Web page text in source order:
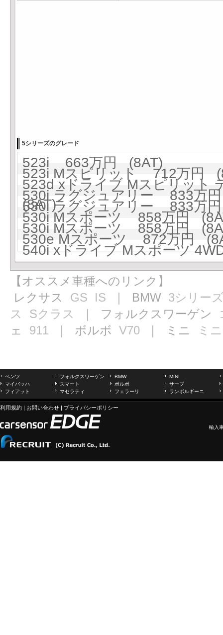
5シリーズのグレード
523i 663万円 (8AT)
523i Mスピリット 712万円
523d xドライブ Mスピリッ
(8AT)
530i ラグジュアリー 833万
530i ラグジュアリー 833万
530i Mスポーツ 858万円
530i Mスポーツ 858万円
530e Mスポーツ 872万円
540i xドライブ Mスポーツ
【オススメ車種へのリンク】
レクサス GS IS ｜ BMW 3シリー
ス
Sクラス ｜ フォルクスワーゲン
ェ 911 ｜ ボルボ V70 ｜ ミニ ミニ
ベンツ フォルクスワーゲン BMW
MINI
マイバッハ
スマート ボルボ
サーブ
フィアット
マセラティ フェラーリ ランボルギーニ
利用規約 | お問い合わせ | プライバシーポリシー
輸入